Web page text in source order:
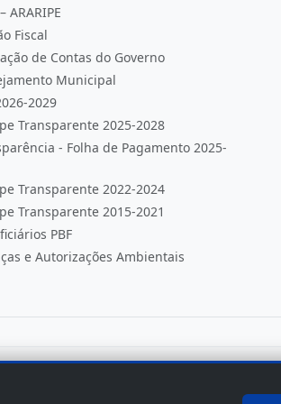
ARARIPE
Fiscal
de Contas do Governo
Municipal
2029
Transparente 2025-2028
- Folha de Pagamento 2025-
Transparente 2022-2024
Transparente 2015-2021
PBF
e Autorizações Ambientais